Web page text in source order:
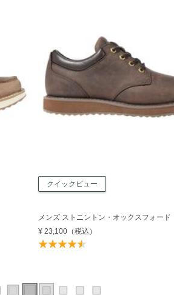
クイックビュー
メンズ ストニントン・オックスフォード
¥ 23,100（税込）